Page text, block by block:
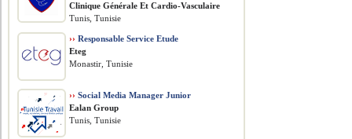
Clinique Générale Et Cardio-Vasculaire
Tunis, Tunisie
›› Responsable Service Etude
Eteg
Monastir, Tunisie
›› Social Media Manager Junior
Ealan Group
Tunis, Tunisie